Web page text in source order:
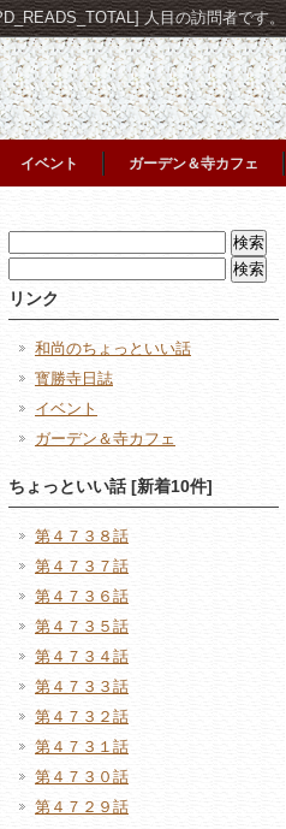
人目の訪問者です。
イベント ガーデン＆寺カフェ
索:
索:
リンク
和尚のちょっといい話
寳勝寺日誌
イベント
ガーデン＆寺カフェ
ちょっといい話 [新着10件]
第４７３８話
第４７３７話
第４７３６話
第４７３５話
第４７３４話
第４７３３話
第４７３２話
第４７３１話
第４７３０話
第４７２９話